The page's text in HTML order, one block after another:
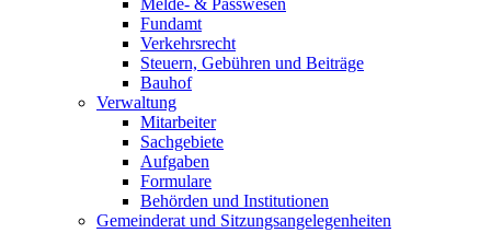
Melde- & Passwesen
Fundamt
Verkehrsrecht
Steuern, Gebühren und Beiträge
Bauhof
Verwaltung
Mitarbeiter
Sachgebiete
Aufgaben
Formulare
Behörden und Institutionen
Gemeinderat und Sitzungsangelegenheiten